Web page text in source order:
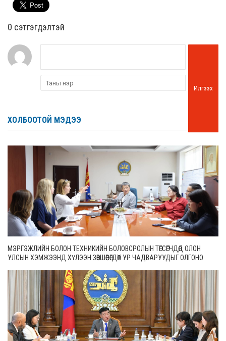
0 cэтгэгдэлтэй
Илгээх
ХОЛБООТОЙ МЭДЭЭ
МЭРГЭЖЛИЙН БОЛОН ТЕХНИКИЙН БОЛОВСРОЛЫН ТӨГСӨГЧДӨД ОЛОН
УЛСЫН ХЭМЖЭЭНД ХҮЛЭЭН ЗӨВШӨӨРӨГДӨХ УР ЧАДВАРУУДЫГ ОЛГОНО